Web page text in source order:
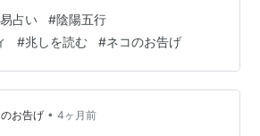
ありませんか？それは単なる気のせ
・°☆.東洋の叡智易占いでは、それ
。西欧風、現代の言葉「シンクロニシ
んには馴染みがあるかもしれませ
易の大きな違いの１つは「梅花心易
易占い #陰陽五行
#兆しを読む #ネコのお告げ
お告げ • 4ヶ月前